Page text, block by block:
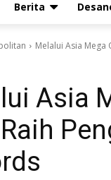
Berita
Melalui Asia Mega
Asia